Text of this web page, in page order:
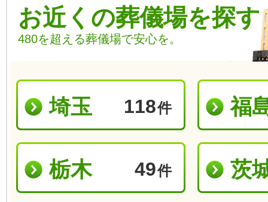
お近くの葬儀場を探す
480を超える葬儀場で安心を。
埼玉 118件 福
栃木 49件 茨